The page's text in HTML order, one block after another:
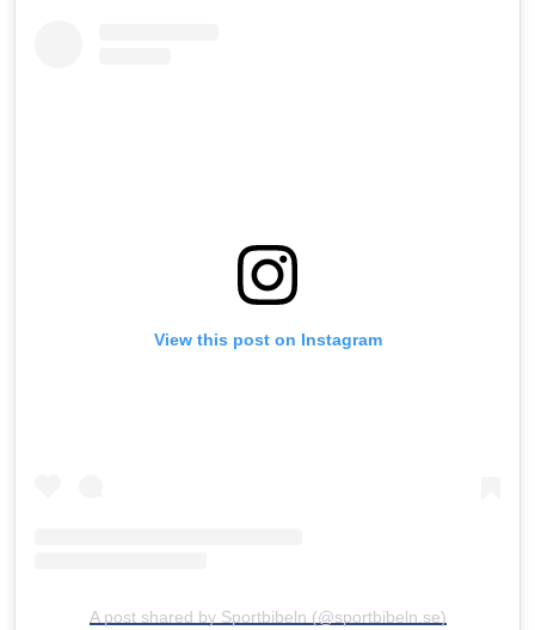
View this post on Instagram
A post shared by Sportbibeln (@sportbibeln.se)